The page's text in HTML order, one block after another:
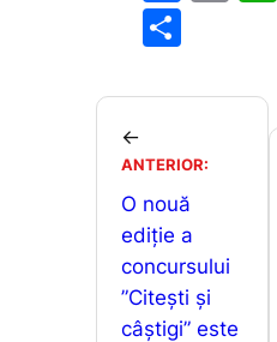
e
o
o
k
l
ta
a
z
ă
←
ANTERIOR:
O nouă
ediție a
concursului
”Citești și
câștigi” este